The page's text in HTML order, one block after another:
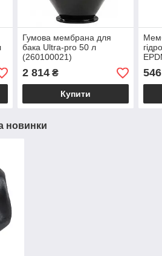
Гумова мембрана для
бака Ultra-pro 50 л
(260100021)
2 814₴
Купити
546
новинки